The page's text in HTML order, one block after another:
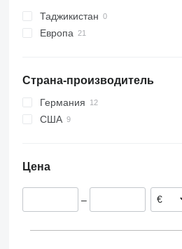
Vellfire
Verso
Таджикистан
Европа
Словакия
Германия
Страна-производитель
Германия
США
Цена
–